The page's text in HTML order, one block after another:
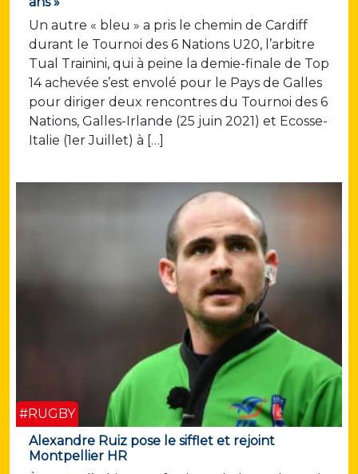
Un autre « bleu » a pris le chemin de Cardiff
durant le Tournoi des 6 Nations U20, l’arbitre
Tual Trainini, qui à peine la demie-finale de Top
14 achevée s’est envolé pour le Pays de Galles
pour diriger deux rencontres du Tournoi des 6
Nations, Galles-Irlande (25 juin 2021) et Ecosse-
Italie (1er Juillet) à […]
#RUGBY
Alexandre Ruiz pose le sifflet et rejoint
Montpellier HR